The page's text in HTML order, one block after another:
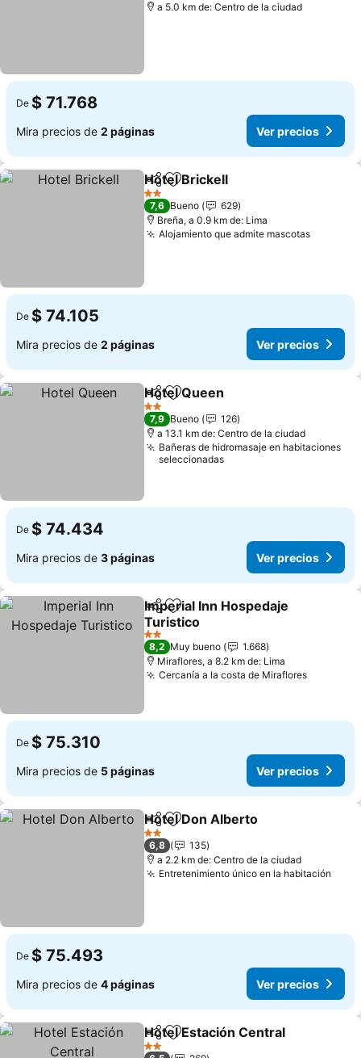
a 5.0 km de: Centro de la ciudad
De $ 71.768
Mira precios de 2 páginas Ver precios
CompartirAgregar a favoritos
Hotel Brickell
2 Estrellas
7,6 Bueno
629
Breña, a 0.9 km de: Lima
Alojamiento que admite mascotasVer
De $ 74.105
Mira precios de 2 páginas Ver precios
CompartirAgregar a favoritos
Hotel Queen
2 Estrellas
7,9 Bueno
126
a 13.1 km de: Centro de la ciudad
Bañeras de hidromasaje en habitaciones
seleccionadas
De $ 74.434
Mira precios de 3 páginas Ver precios
CompartirAgregar a favoritos
Imperial Inn Hospedaje
Turistico
Ver precios
2 Estrellas
8,2 Muy bueno
1.668
Miraflores, a 8.2 km de: Lima
Cercanía a la costa de MirafloresVer
De $ 75.310
Mira precios de 5 páginas Ver precios
CompartirAgregar a favoritos
Hotel Don Alberto
2 Estrellas
6,8
135
a 2.2 km de: Centro de la ciudad
Entretenimiento único en la habitación
De $ 75.493
Mira precios de 4 páginas Ver precios
CompartirAgregar a favoritos
Hotel Estación Central
2 Estrellas